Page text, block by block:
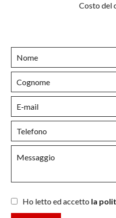
Costo del
Ho letto ed accetto la